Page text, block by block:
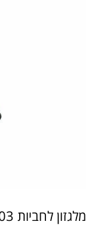
מלגזון לחביות G103